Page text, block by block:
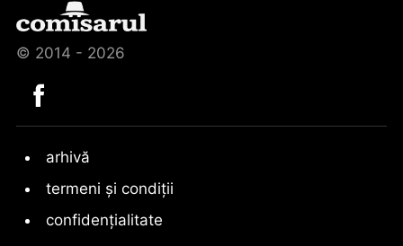
© 2014 - 2026
arhivă
termeni și condiții
confidențialitate